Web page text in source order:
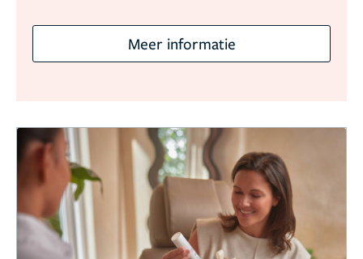
Meer informatie